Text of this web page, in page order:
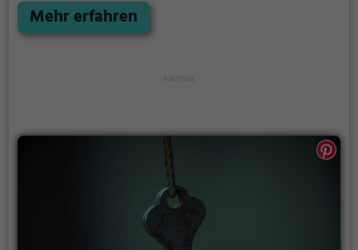
gewinnen. Im Escape Room ist für Einzelkämpfer
kein Platz. Nur wer als Gruppe zusammenarbeitet
Mehr erfahren